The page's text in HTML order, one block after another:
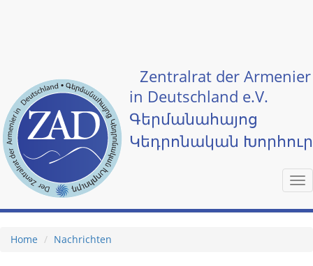
Zentralrat der Armenier
in Deutschland e.V.
Գերմանահայոց
Կեդրոնական
Home Nachrichten